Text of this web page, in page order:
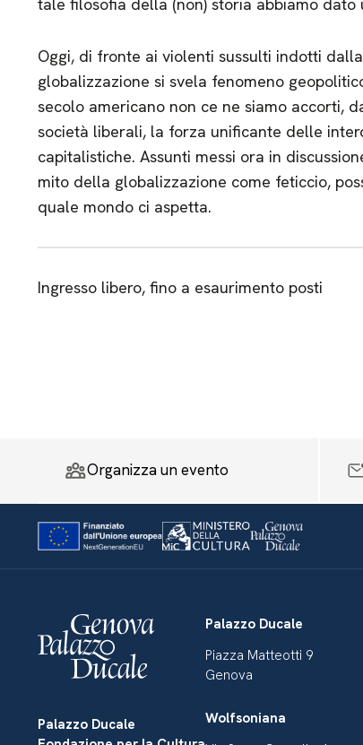
Oggi, di fronte ai violenti sussulti indotti
globalizzazione si svela fenomeno
secolo americano non ce ne siamo accorti,
società liberali, la forza unificante delle
capitalistiche. Assunti messi ora in
mito della globalizzazione come feticcio,
quale mondo ci aspetta.
Ingresso libero, fino a esaurimento posti
Organizza un evento
Palazzo Ducale
Palazzo Ducale
Piazza Matteotti 9
Genova
Wolfsoniana